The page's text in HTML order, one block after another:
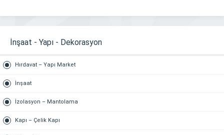
İnşaat - Yapı - Dekorasyon
Hırdavat – Yapı Market
İnşaat
İzolasyon – Mantolama
Kapı – Çelik Kapı